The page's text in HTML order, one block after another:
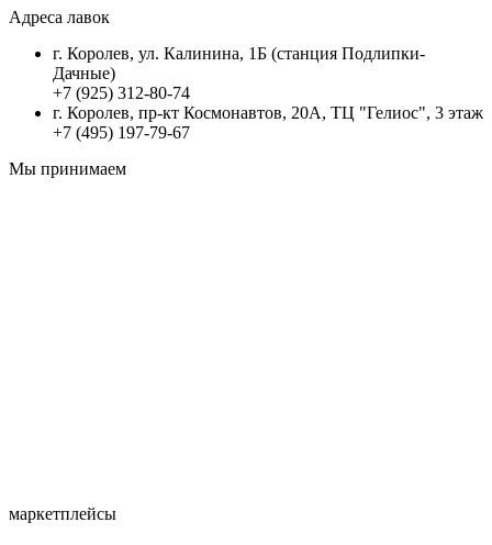
Адреса лавок
г. Королев, ул. Калинина, 1Б (станция Подлипки-
Дачные)
+7 (925) 312-80-74
г. Королев, пр-кт Космонавтов, 20А, ТЦ "Гелиос", 3 этаж
+7 (495) 197-79-67
Мы принимаем
маркетплейсы